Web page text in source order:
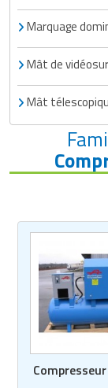
Marquage
Mât de
Mât